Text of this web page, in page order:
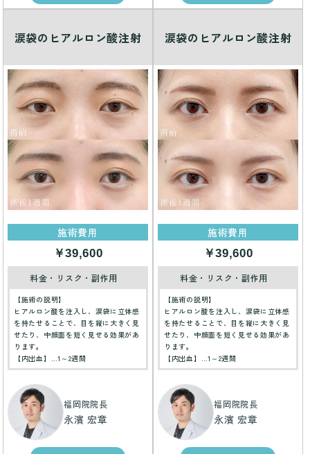
涙袋のヒアルロン酸注射
施術費用
￥39,600
料金・リスク・副作用
【施術の説明】
ヒアルロン酸を注入し、涙袋に立体感
を持たせることで、目を縦に大きく見
せたり、中顔面を短く見せる効果があ
ります。
【内出血】…1～2週間
福岡院院長
永濱 宏章
涙袋のヒアルロン酸注射
施術費用
￥39,600
料金・リスク・副作用
【施術の説明】
ヒアルロン酸を注入し、涙袋に立体感
を持たせることで、目を縦に大きく見
せたり、中顔面を短く見せる効果があ
ります。
【内出血】…1～2週間
福岡院院長
永濱 宏章